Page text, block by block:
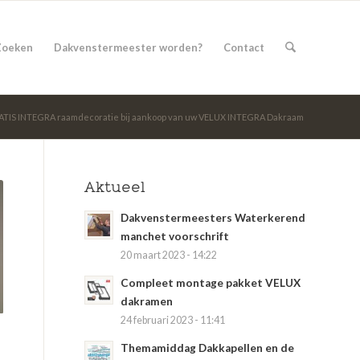
Dakvenstermeester worden? Contact
INTEGRA raamdecoratie bij aankoop van uw VELUX INTEGRA Dakraam
Aktueel
Dakvenstermeesters Waterkerend
manchet voorschrift
20 maart 2023 - 14:22
Compleet montage pakket VELUX
dakramen
24 februari 2023 - 11:41
Themamiddag Dakkapellen en de